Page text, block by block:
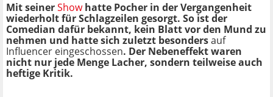
Mit seinerShowhatte Pocher in der Vergangenheit
wiederholt für Schlagzeilen gesorgt. So ist der
Comedian dafür bekannt, kein Blatt vor den Mund zu
nehmen und hatte sich zuletzt besondersauf
Influencer eingeschossen. Der Nebeneffekt waren
nicht nur jede Menge Lacher, sondern teilweise auch
heftige Kritik.